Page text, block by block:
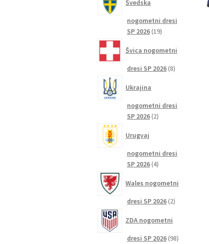
Švedska
nogometni dresi
SP 2026 1919
Švica nogometni
dresi SP 2026 88
Ukrajina
nogometni dresi
SP 2026 22
Urugvaj
nogometni dresi
SP 2026 44
Wales nogometni
dresi SP 2026 22
ZDA nogometni
dresi SP 2026 9898